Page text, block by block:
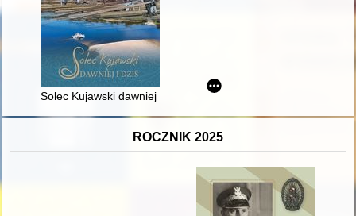
Solec Kujawski dawniej i dziś
ROCZNIK 2025